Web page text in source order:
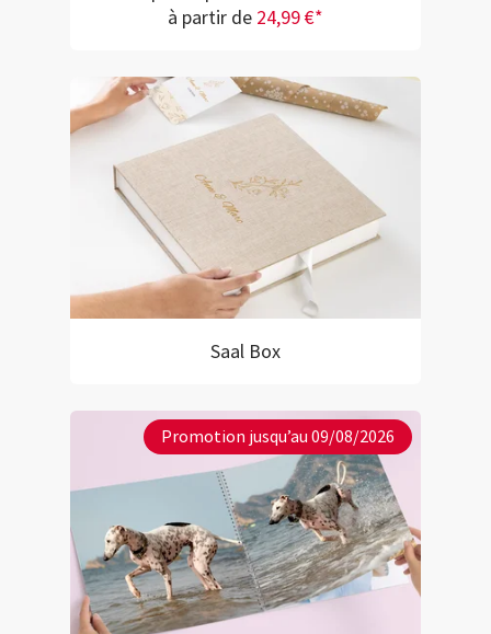
à partir de 24,99 €*
Saal Box
Promotion jusqu’au 09/08/2026